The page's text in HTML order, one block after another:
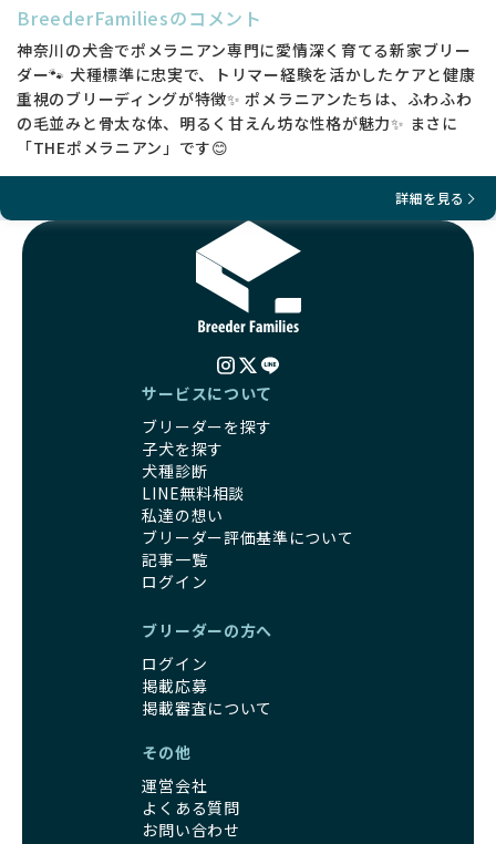
BreederFamiliesのコメント
神奈川の犬舎でポメラニアン専門に愛情深く育てる新家ブリー
ダー🐾 犬種標準に忠実で、トリマー経験を活かしたケアと健康
重視のブリーディングが特徴✨ ポメラニアンたちは、ふわふわ
の毛並みと骨太な体、明るく甘えん坊な性格が魅力✨ まさに
「THEポメラニアン」です😊
詳細を見る
サービスについて
ブリーダーを探す
子犬を探す
犬種診断
LINE無料相談
私達の想い
ブリーダー評価基準について
記事一覧
ログイン
ブリーダーの方へ
ログイン
掲載応募
掲載審査について
その他
運営会社
よくある質問
お問い合わせ